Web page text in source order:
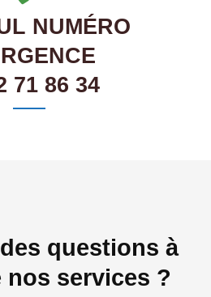
NUMÉRO
71 86 34
questions à
nos services ?